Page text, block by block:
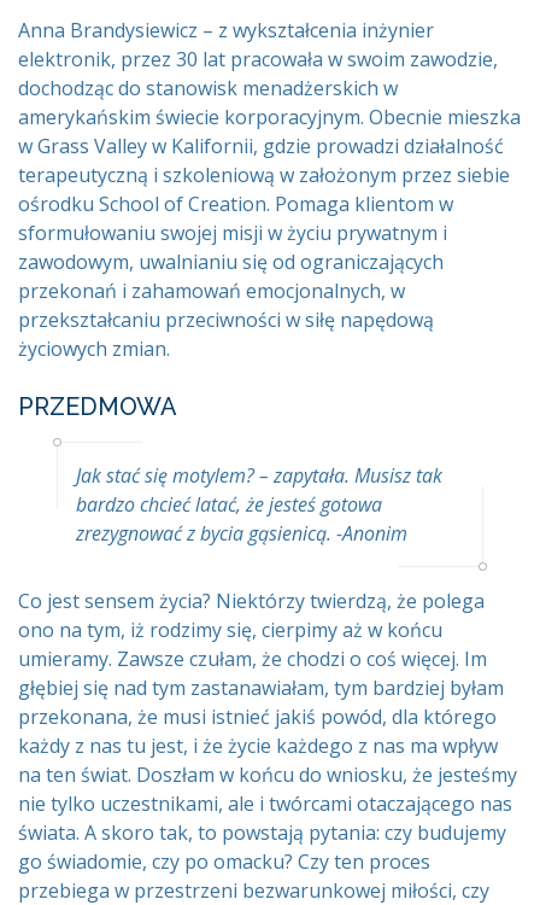
Anna Brandysiewicz – z wykształcenia inżynier
elektronik, przez 30 lat pracowała w swoim zawodzie,
dochodząc do stanowisk menadżerskich w
amerykańskim świecie korporacyjnym. Obecnie mieszka
w Grass Valley w Kalifornii, gdzie prowadzi działalność
terapeutyczną i szkoleniową w założonym przez siebie
ośrodku School of Creation. Pomaga klientom w
sformułowaniu swojej misji w życiu prywatnym i
zawodowym, uwalnianiu się od ograniczających
przekonań i zahamowań emocjonalnych, w
przekształcaniu przeciwności w siłę napędową
życiowych zmian.
PRZEDMOWA
Jak stać się motylem? – zapytała. Musisz tak
bardzo chcieć latać, że jesteś gotowa
zrezygnować z bycia gąsienicą. -Anonim
Co jest sensem życia? Niektórzy twierdzą, że polega
ono na tym, iż rodzimy się, cierpimy aż w końcu
umieramy. Zawsze czułam, że chodzi o coś więcej. Im
głębiej się nad tym zastanawiałam, tym bardziej byłam
przekonana, że musi istnieć jakiś powód, dla którego
każdy z nas tu jest, i że życie każdego z nas ma wpływ
na ten świat. Doszłam w końcu do wniosku, że jesteśmy
nie tylko uczestnikami, ale i twórcami otaczającego nas
świata. A skoro tak, to powstają pytania: czy budujemy
go świadomie, czy po omacku? Czy ten proces
przebiega w przestrzeni bezwarunkowej miłości, czy